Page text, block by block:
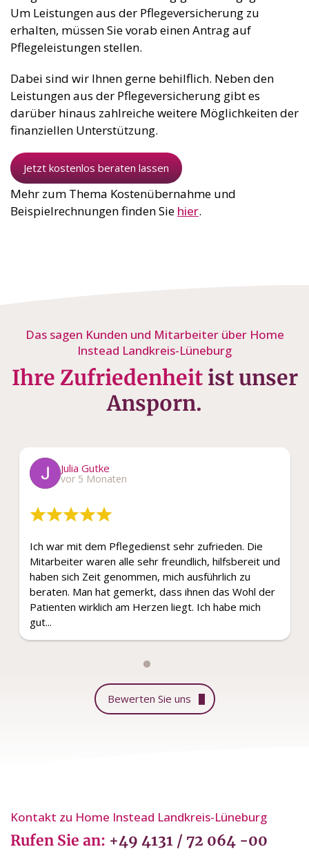
Um Leistungen aus der Pflegeversicherung zu
erhalten, müssen Sie vorab einen Antrag auf
Pflegeleistungen stellen.
Dabei sind wir Ihnen gerne behilflich. Neben den
Leistungen aus der Pflegeversicherung gibt es
darüber hinaus zahlreiche weitere Möglichkeiten der
finanziellen Unterstützung.
Jetzt kostenlos beraten lassen
Mehr zum Thema Kostenübernahme und
Beispielrechnungen finden Sie hier
Das sagen Kunden und Mitarbeiter über Home
Instead Landkreis-Lüneburg
Ihre Zufriedenheitist unser
Ansporn.
Julia Gutke
vor 5 Monaten
Ich war mit dem Pflegedienst sehr zufrieden. Die
Mitarbeiter waren alle sehr freundlich, hilfsbereit und
haben sich Zeit genommen, mich ausführlich zu
beraten. Man hat gemerkt, dass ihnen das Wohl der
Patienten wirklich am Herzen liegt. Ich habe mich
gut...
Kontakt zu Home Instead Landkreis-Lüneburg
Rufen Sie an: +49 4131 / 72 064 -00